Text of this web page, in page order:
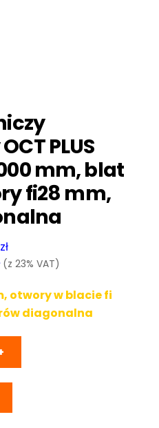
PLUS
mm, blat
fi28 mm,
zł
(z 23% VAT)
otwory w blacie fi
diagonalna